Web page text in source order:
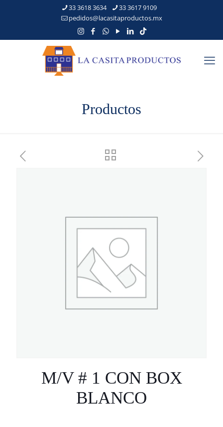
33 3618 3634
33 3617 9109
pedidos@lacasitaproductos.mx
Productos
M/V # 1 CON BOX
BLANCO